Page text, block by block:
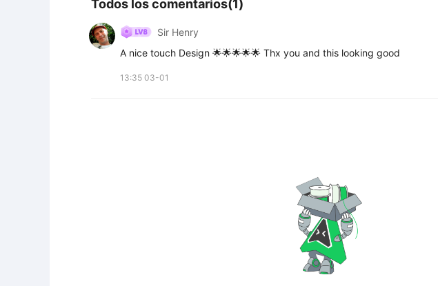
Todos los comentarios(1)
Sir Henry
A nice touch Design 🌟🌟🌟🌟🌟 Thx you and this looking good
13:35 03-01